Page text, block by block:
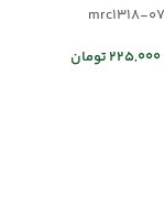
225,000تومان